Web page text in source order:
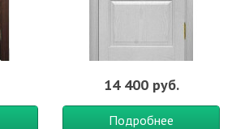
14 400 руб.
Подробнее